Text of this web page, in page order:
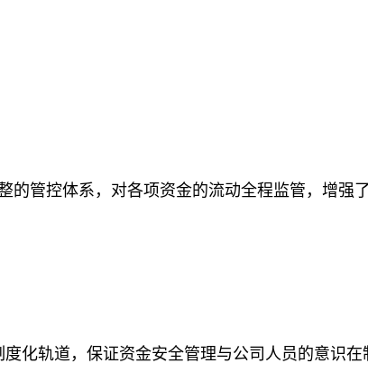
的管控体系，对各项资金的流动全程监管，增强
化轨道，保证资金安全管理与公司人员的意识在